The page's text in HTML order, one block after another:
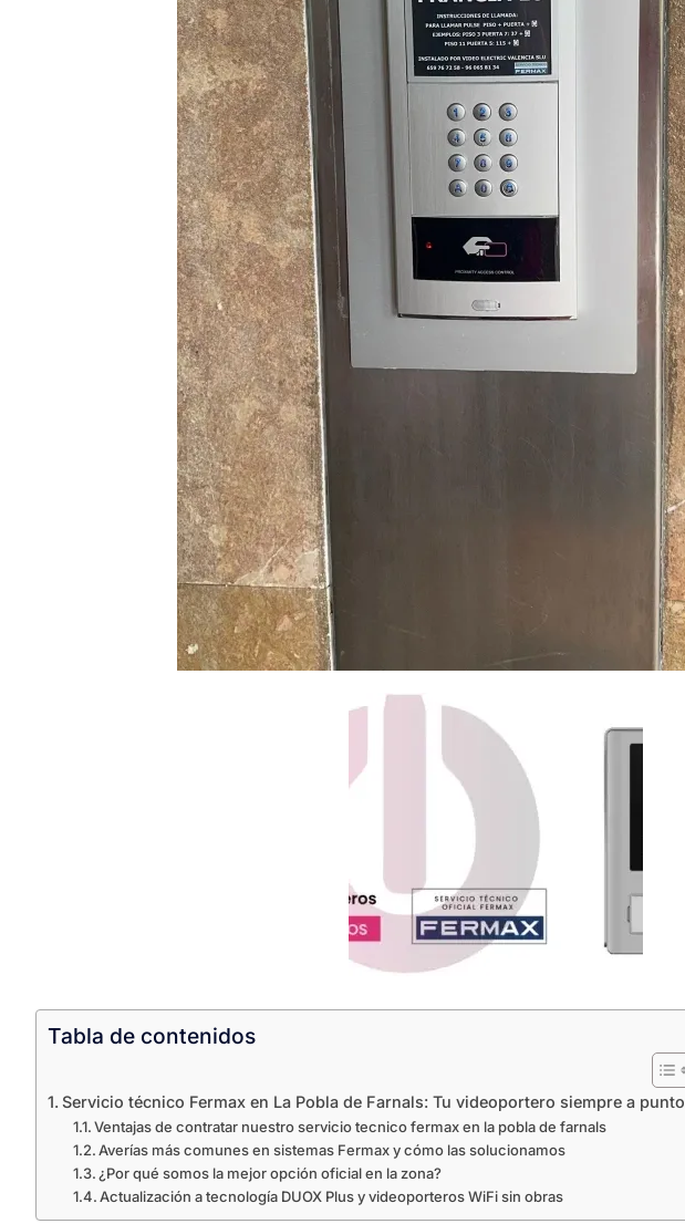
Tabla de contenidos
Servicio técnico Fermax en La Pobla de Farnals: Tu videoportero siempre a punto
Ventajas de contratar nuestro servicio tecnico fermax en la pobla de farnals
Averías más comunes en sistemas Fermax y cómo las solucionamos
¿Por qué somos la mejor opción oficial en la zona?
Actualización a tecnología DUOX Plus y videoporteros WiFi sin obras